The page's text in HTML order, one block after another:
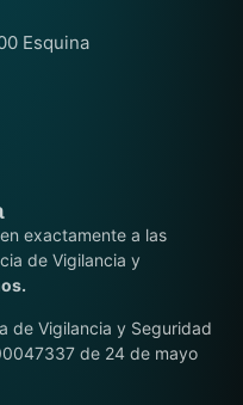
Esquina
exactamente a las
de Vigilancia y
de Vigilancia y Seguridad
de 24 de mayo